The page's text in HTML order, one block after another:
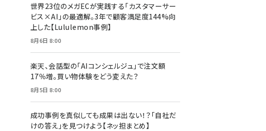
世界23位のメガECが実践する「カスタマーサー
ビス×AI」の最適解。3年で顧客満足度144%向
上した【Lululemon事例】
8月6日 8:00
楽天、会話型の「AIコンシェルジュ」で注文額
17％増。買い物体験をどう変えた？
8月5日 8:00
成功事例を真似しても成果は出ない！？「自社だ
けの答え」を見つけよう【ネッ担まとめ】